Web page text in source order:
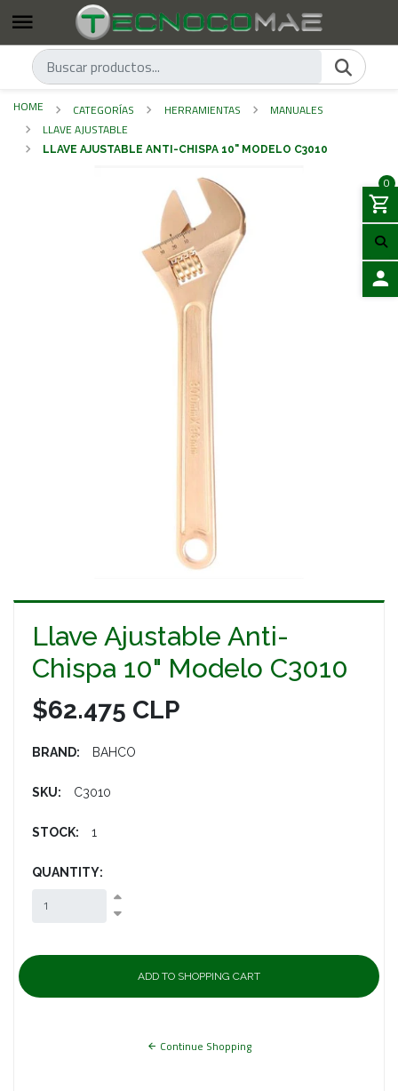
0
HOME CATEGORÍAS HERRAMIENTAS
MANUALES
LLAVE AJUSTABLE
LLAVE AJUSTABLE ANTI-CHISPA 10" MODELO C3010
Llave Ajustable Anti-
Chispa 10" Modelo C3010
$62.475 CLP
BRAND: BAHCO
SKU: C3010
STOCK: 1
QUANTITY:
Continue Shopping